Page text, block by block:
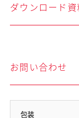
ダウンロード資
お問い合わせ
包装